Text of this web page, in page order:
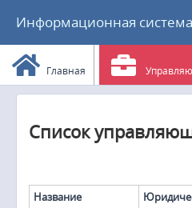
Информационная
Главная
Список
Название